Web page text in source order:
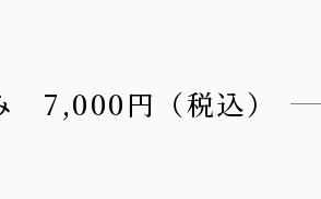
7,000円（税込）